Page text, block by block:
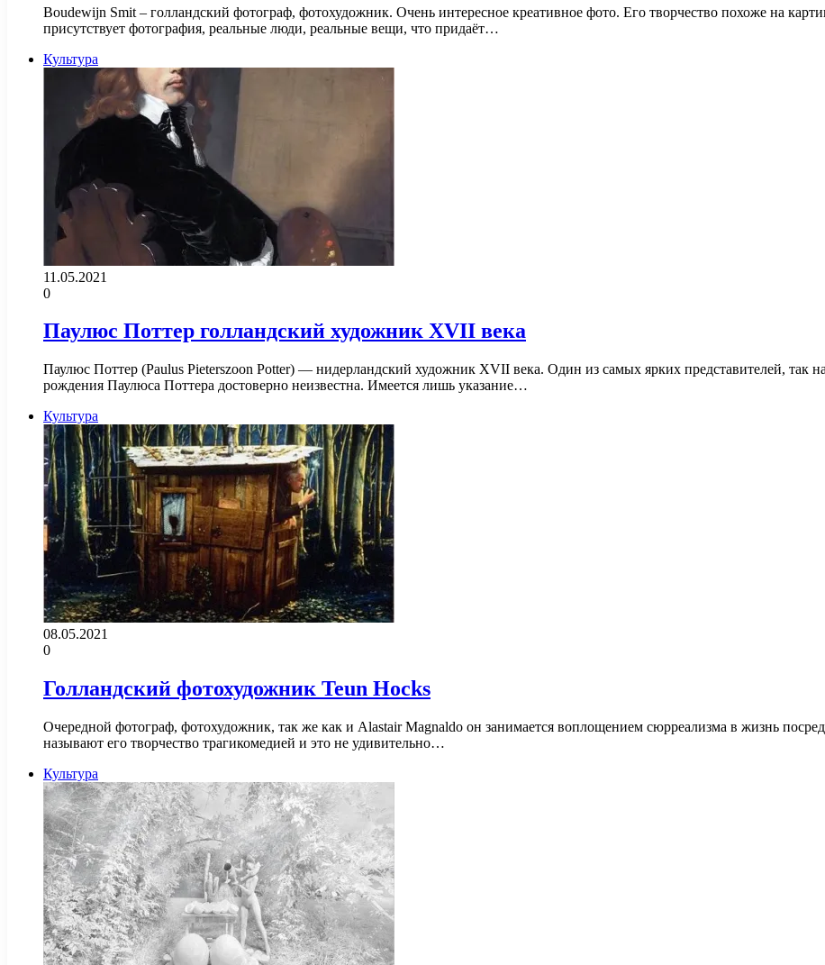
Boudewijn Smit – голландский фотограф, фотохудожник. Очень интересное креативное фото. Его творчество похоже на
присутствует фотография, реальные люди, реальные вещи, что придаёт…
Культура
11.05.2021
0
Паулюс Поттер голландский художник XVII века
Паулюс Поттер (Paulus Pieterszoon Potter) — нидерландский художник XVII века. Один из самых ярких представителей, так
рождения Паулюса Поттера достоверно неизвестна. Имеется лишь указание…
Культура
08.05.2021
0
Голландский фотохудожник Teun Hocks
Очередной фотограф, фотохудожник, так же как и Alastair Magnaldo он занимается воплощением сюрреализма в жизнь
называют его творчество трагикомедией и это не удивительно…
Культура